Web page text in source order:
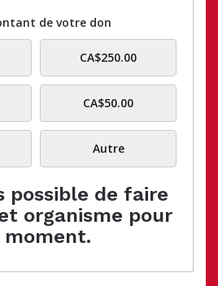
de votre don
CA$250.00
CA$50.00
Autre
possible de faire
organisme pour
moment.